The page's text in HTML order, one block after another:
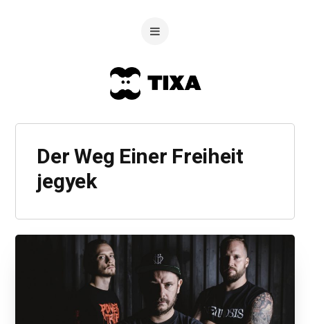
Der Weg Einer Freiheit
jegyek